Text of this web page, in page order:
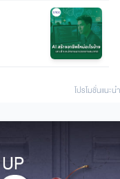
โปรโมชั่นแนะนํา